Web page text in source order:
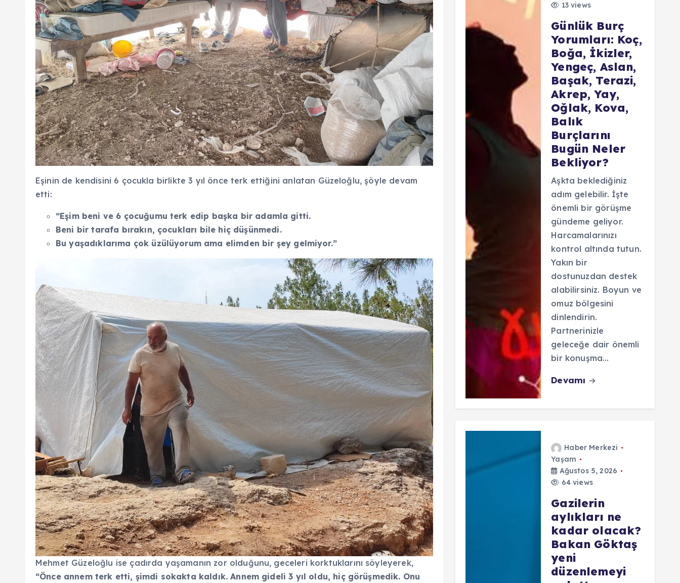
Eşinin de kendisini 6 çocukla birlikte 3 yıl önce terk ettiğini anlatan Güzeloğlu, şöyle devam
etti:
“Eşim beni ve 6 çocuğumu terk edip başka bir adamla gitti.
Beni bir tarafa bırakın, çocukları bile hiç düşünmedi.
Bu yaşadıklarıma çok üzülüyorum ama elimden bir şey gelmiyor.”
Mehmet Güzeloğlu ise çadırda yaşamanın zor olduğunu, geceleri korktuklarını söyleyerek,
“Önce annem terk etti, şimdi sokakta kaldık. Annem gideli 3 yıl oldu, hiç görüşmedik. Onu
13 views
Günlük Burç
Yorumları: Koç,
Boğa, İkizler,
Yengeç, Aslan,
Başak, Terazi,
Akrep, Yay,
Oğlak, Kova,
Balık
Burçlarını
Bugün Neler
Bekliyor?
Aşkta beklediğiniz
adım gelebilir. İşte
önemli bir görüşme
gündeme geliyor.
Harcamalarınızı
kontrol altında tutun.
Yakın bir
dostunuzdan destek
alabilirsiniz. Boyun ve
omuz bölgesini
dinlendirin.
Partnerinizle
geleceğe dair önemli
bir konuşma…
Devamı
Haber Merkezi
Yaşam
Ağustos 5, 2026
64 views
Gazilerin
aylıkları ne
kadar olacak?
Bakan Göktaş
yeni
düzenlemeyi